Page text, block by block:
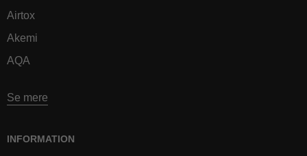
Airtox
Akemi
AQA
Se mere
INFORMATION